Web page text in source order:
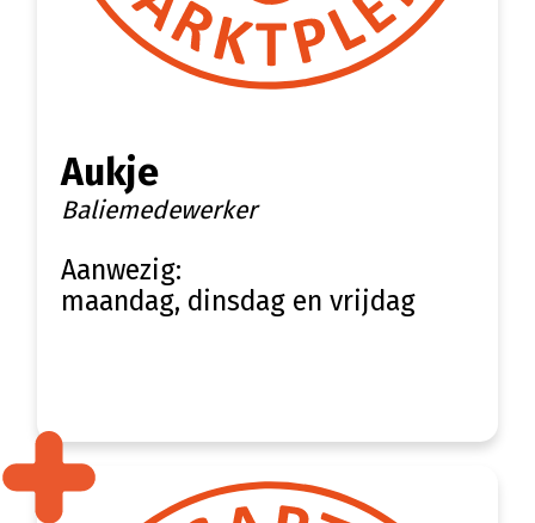
Aukje
Baliemedewerker
Aanwezig:
maandag, dinsdag en vrijdag